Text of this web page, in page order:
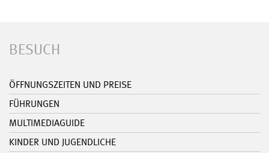
BESUCH
ÖFFNUNGSZEITEN UND PREISE
FÜHRUNGEN
MULTIMEDIAGUIDE
KINDER UND JUGENDLICHE